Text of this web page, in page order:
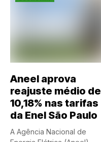
Aneel aprova
reajuste médio de
10,18% nas tarifas
da Enel São Paulo
A Agência Nacional de